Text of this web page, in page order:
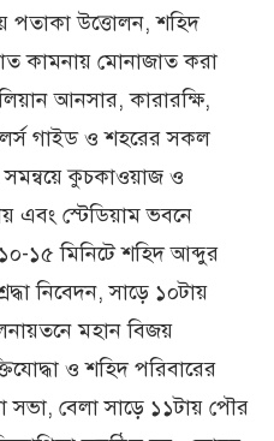
পতাকা উত্তোলন, শহিদ
কামনায় মোনাজাত করা
আনসার, কারারক্ষি,
গাইড ও শহরের সকল
সমন্বয়ে কুচকাওয়াজ ও
এবং স্টেডিয়াম ভবনে
১৫ মিনিটে শহিদ আব্দুর
নিবেদন, সাড়ে ১০টায়
মহান বিজয়
ও শহিদ পরিবারের
সভা, বেলা সাড়ে ১১টায় পৌর